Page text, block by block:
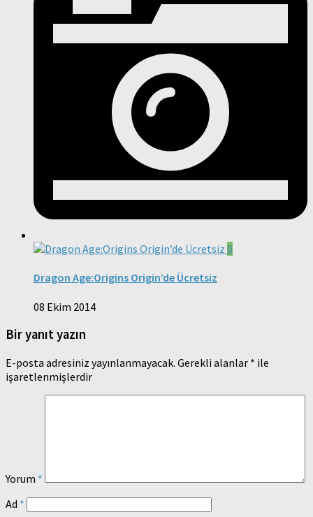
0
Dragon Age:Origins Origin’de Ücretsiz
08 Ekim 2014
Bir yanıt yazın
E-posta adresiniz yayınlanmayacak. Gerekli alanlar * ile
işaretlenmişlerdir
Yorum *
Ad *